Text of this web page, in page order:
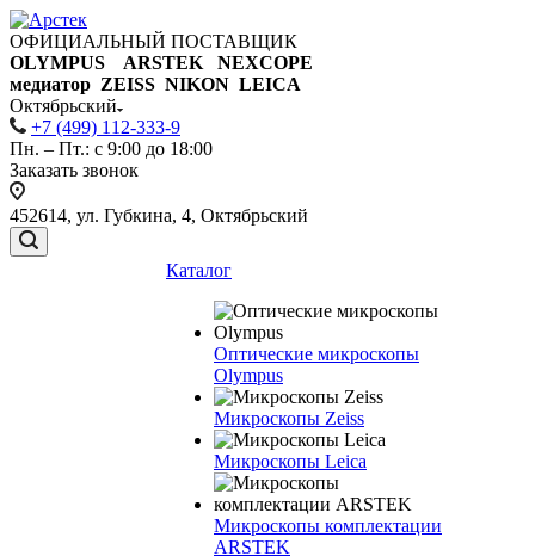
ОФИЦИАЛЬНЫЙ ПОСТАВЩИК
OLYMPUS ARSTEK NEXCOPE
медиатор ZEISS NIKON LEICA
Октябрьский
+7 (499) 112-333-9
Пн. – Пт.: с 9:00 до 18:00
Заказать звонок
452614, ул. Губкина, 4, Октябрьский
Каталог
Оптические микроскопы
Olympus
Микроскопы Zeiss
Микроскопы Leica
Микроскопы комплектации
ARSTEK